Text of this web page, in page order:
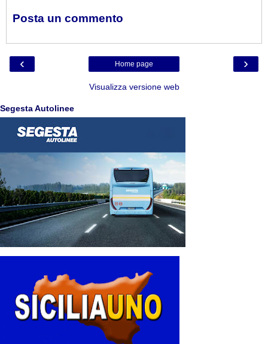
Posta un commento
‹ ›
Home page
Visualizza versione web
Segesta Autolinee